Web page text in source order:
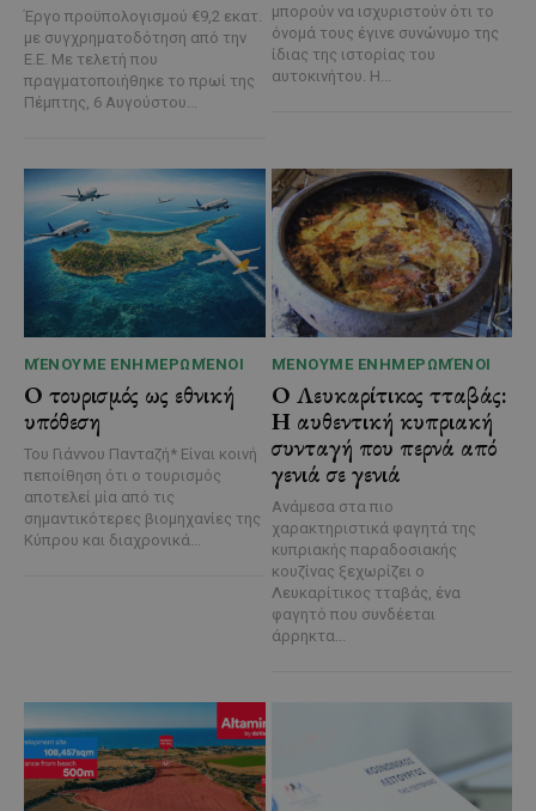
Έργο προϋπολογισμού €9,2 εκατ.
με συγχρηματοδότηση από την
Ε.Ε. Με τελετή που
πραγματοποιήθηκε το πρωί της
Πέμπτης, 6 Αυγούστου...
μπορούν να ισχυριστούν ότι το
όνομά τους έγινε συνώνυμο της
ίδιας της ιστορίας του
αυτοκινήτου. Η...
ΜΈΝΟΥΜΕ ΕΝΗΜΕΡΩΜΈΝΟΙ
Ο τουρισμός ως εθνική
υπόθεση
Του Γιάννου Πανταζή* Είναι κοινή
πεποίθηση ότι ο τουρισμός
αποτελεί μία από τις
σημαντικότερες βιομηχανίες της
Κύπρου και διαχρονικά...
ΜΈΝΟΥΜΕ ΕΝΗΜΕΡΩΜΈΝΟΙ
Ο Λευκαρίτικος τταβάς:
Η αυθεντική κυπριακή
συνταγή που περνά από
γενιά σε γενιά
Ανάμεσα στα πιο
χαρακτηριστικά φαγητά της
κυπριακής παραδοσιακής
κουζίνας ξεχωρίζει ο
Λευκαρίτικος τταβάς, ένα
φαγητό που συνδέεται
άρρηκτα...